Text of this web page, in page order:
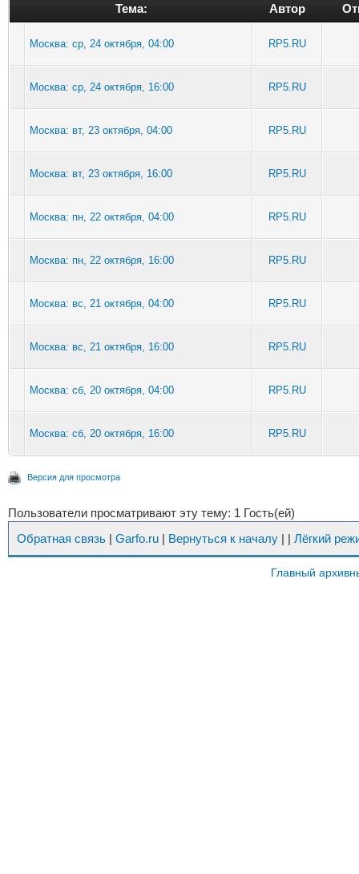
Тема: Автор
Москва: ср, 24 октября, 04:00 RP5.RU
Москва: ср, 24 октября, 16:00 RP5.RU
Москва: вт, 23 октября, 04:00 RP5.RU
Москва: вт, 23 октября, 16:00 RP5.RU
Москва: пн, 22 октября, 04:00 RP5.RU
Москва: пн, 22 октября, 16:00 RP5.RU
Москва: вс, 21 октября, 04:00 RP5.RU
Москва: вс, 21 октября, 16:00 RP5.RU
Москва: сб, 20 октября, 04:00 RP5.RU
Москва: сб, 20 октября, 16:00 RP5.RU
Версия для просмотра
Пользователи просматривают эту тему: 1 Гость(ей)
Обратная связь | Garfo.ru | Вернуться к началу | | Лёгкий
Главный